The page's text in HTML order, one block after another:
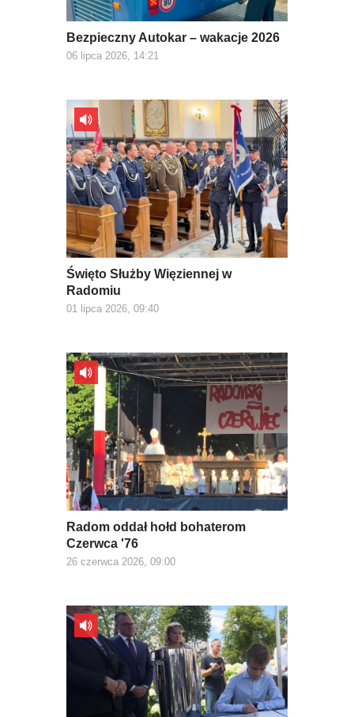
Bezpieczny Autokar – wakacje 2026
06 lipca 2026, 14:21
Święto Służby Więziennej w
Radomiu
01 lipca 2026, 09:40
Radom oddał hołd bohaterom
Czerwca '76
26 czerwca 2026, 09:00